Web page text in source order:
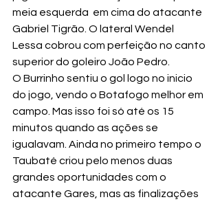
meia esquerda  em cima do atacante
Gabriel Tigrão. O lateral Wendel
Lessa cobrou com perfeição no canto
superior do goleiro João Pedro.
O Burrinho sentiu o gol logo no inicio
do jogo, vendo o Botafogo melhor em
campo. Mas isso foi só até os 15
minutos quando as ações se
igualavam. Ainda no primeiro tempo o
Taubaté criou pelo menos duas
grandes oportunidades com o
atacante Gares, mas as finalizações